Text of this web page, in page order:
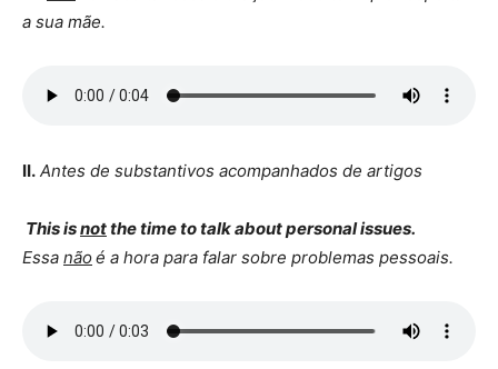
a sua mãe.
II. Antes de substantivos acompanhados de artigos
This isnotthe time to talk about personal issues.
Essa nãoé a hora para falar sobre problemas pessoais.